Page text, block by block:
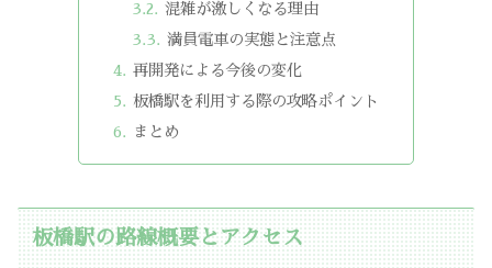
混雑が激しくなる理由
満員電車の実態と注意点
再開発による今後の変化
板橋駅を利用する際の攻略ポイント
まとめ
板橋駅の路線概要とアクセス